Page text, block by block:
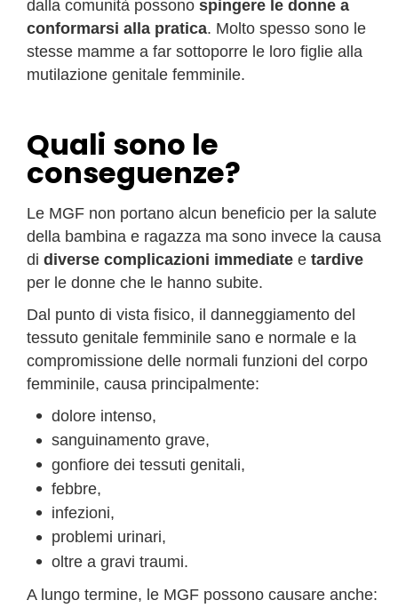
dalla comunità possono spingere le donne a
conformarsi alla pratica. Molto spesso sono le
stesse mamme a far sottoporre le loro figlie alla
mutilazione genitale femminile.
Quali sono le
conseguenze?
Le MGF non portano alcun beneficio per la salute
della bambina e ragazza ma sono invece la causa
di diverse complicazioni immediate e tardive
per le donne che le hanno subite.
Dal punto di vista fisico, il danneggiamento del
tessuto genitale femminile sano e normale e la
compromissione delle normali funzioni del corpo
femminile, causa principalmente:
dolore intenso,
sanguinamento grave,
gonfiore dei tessuti genitali,
febbre,
infezioni,
problemi urinari,
oltre a gravi traumi.
A lungo termine, le MGF possono causare anche: